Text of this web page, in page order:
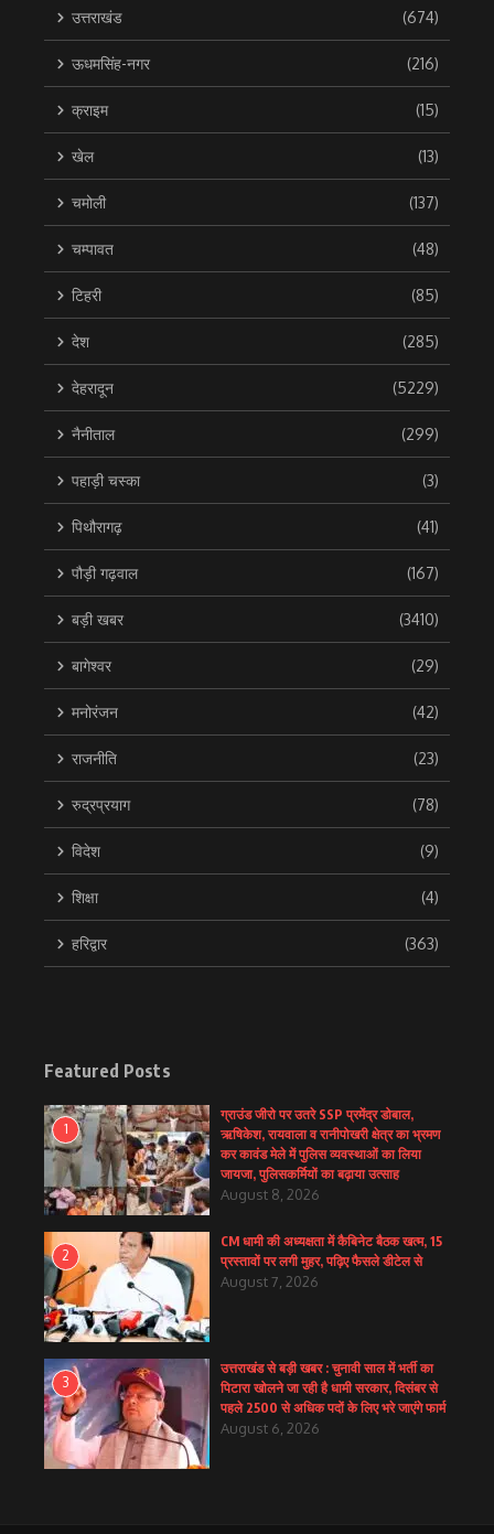
उत्तराखंड (674)
ऊधमसिंह-नगर (216)
क्राइम (15)
खेल (13)
चमोली (137)
चम्पावत (48)
टिहरी (85)
देश (285)
देहरादून (5229)
नैनीताल (299)
पहाड़ी चस्का (3)
पिथौरागढ़ (41)
पौड़ी गढ़वाल (167)
बड़ी खबर (3410)
बागेश्वर (29)
मनोरंजन (42)
राजनीति (23)
रुद्रप्रयाग (78)
विदेश (9)
शिक्षा (4)
हरिद्वार (363)
Featured Posts
1
ग्राउंड जीरो पर उतरे SSP प्रमेंद्र डोबाल,
ऋषिकेश, रायवाला व रानीपोखरी क्षेत्र का भ्रमण
कर कावंड मेले में पुलिस व्यवस्थाओं का लिया
जायजा, पुलिसकर्मियों का बढ़ाया उत्साह
August 8, 2026
2
CM धामी की अध्यक्षता में कैबिनेट बैठक खत्म, 15
प्रस्तावों पर लगी मुहर, पढ़िए फैसले डीटेल से
August 7, 2026
3
उत्तराखंड से बड़ी खबर : चुनावी साल में भर्ती का
पिटारा खोलने जा रही है धामी सरकार, दिसंबर से
पहले 2500 से अधिक पदों के लिए भरे जाएंगे फार्म
August 6, 2026